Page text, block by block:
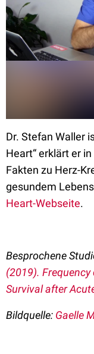
Dr. Stefan Waller
Heart“ erklärt er
Fakten zu Herz-
gesundem
Heart-Webseite.
Besprochene
(2019).
Survival after
Bildquelle: Gaelle